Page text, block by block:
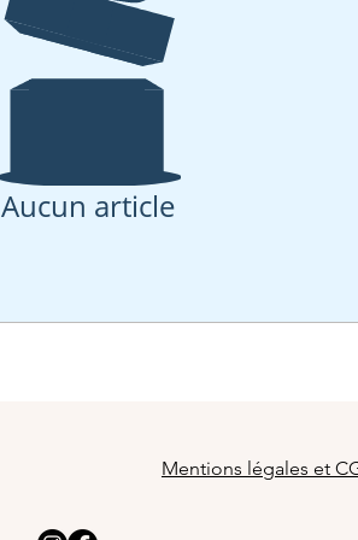
Aucun article
Mentions légales et